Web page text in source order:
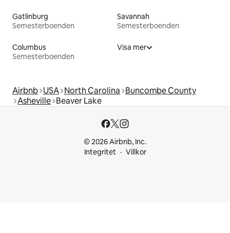
Gatlinburg
Semesterboenden
Savannah
Semesterboenden
Columbus
Semesterboenden
Visa mer
Airbnb USA North Carolina Buncombe County
Asheville Beaver Lake
© 2026 Airbnb, Inc.
Integritet
Villkor